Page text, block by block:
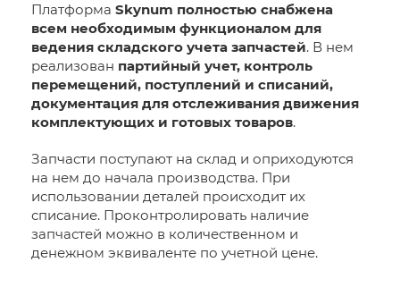
Платформа Skynum полностью снабжена
всем необходимым функционалом для
ведения складского учета запчастей. В нем
реализован партийный учет, контроль
перемещений, поступлений и списаний,
документация для отслеживания движения
комплектующих и готовых товаров.
Запчасти поступают на склад и оприходуются
на нем до начала производства. При
использовании деталей происходит их
списание. Проконтролировать наличие
запчастей можно в количественном и
денежном эквиваленте по учетной цене.